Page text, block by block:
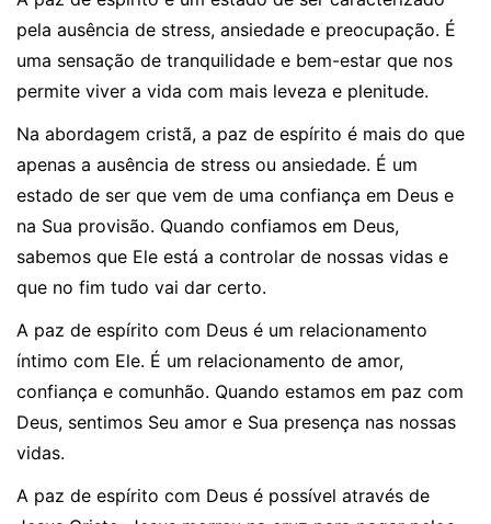
pela ausência de stress, ansiedade e preocupação. É
uma sensação de tranquilidade e bem-estar que nos
permite viver a vida com mais leveza e plenitude.
Na abordagem cristã, a paz de espírito é mais do que
apenas a ausência de stress ou ansiedade. É um
estado de ser que vem de uma confiança em Deus e
na Sua provisão. Quando confiamos em Deus,
sabemos que Ele está a controlar de nossas vidas e
que no fim tudo vai dar certo.
A paz de espírito com Deus é um relacionamento
íntimo com Ele. É um relacionamento de amor,
confiança e comunhão. Quando estamos em paz com
Deus, sentimos Seu amor e Sua presença nas nossas
vidas.
A paz de espírito com Deus é possível através de